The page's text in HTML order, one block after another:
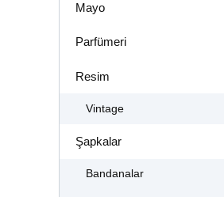
Mayo
Parfümeri
Resim
Vintage
Şapkalar
Bandanalar